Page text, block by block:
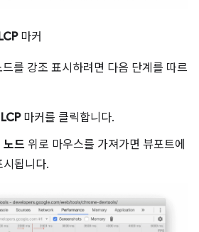
마커
를 강조 표시하려면 다음 단계를 따르
LCP마커를 클릭합니다.
노드 위로 마우스를 가져가면 뷰포트에
시됩니다.